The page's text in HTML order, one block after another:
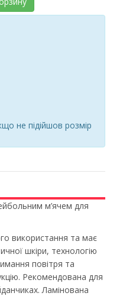
не підійшов розмір
м’ячем для
використання та має
шкіри, технологію
повітря та
Рекомендована для
Ламінована